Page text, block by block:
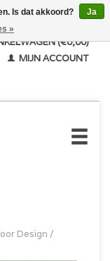
(€0,00)
MIJN ACCOUNT
Design /
Is dat akkoord?
Ja
»